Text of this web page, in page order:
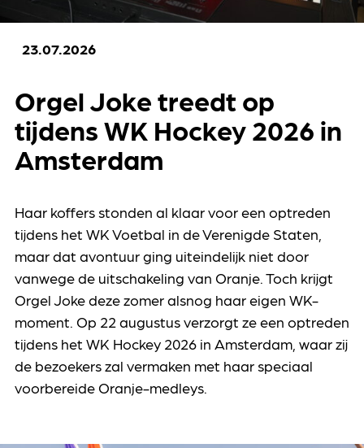
23.07.2026
Orgel Joke treedt op
tijdens WK Hockey 2026 in
Amsterdam
Haar koffers stonden al klaar voor een optreden
tijdens het WK Voetbal in de Verenigde Staten,
maar dat avontuur ging uiteindelijk niet door
vanwege de uitschakeling van Oranje. Toch krijgt
Orgel Joke deze zomer alsnog haar eigen WK-
moment. Op 22 augustus verzorgt ze een optreden
tijdens het WK Hockey 2026 in Amsterdam, waar zij
de bezoekers zal vermaken met haar speciaal
voorbereide Oranje-medleys.